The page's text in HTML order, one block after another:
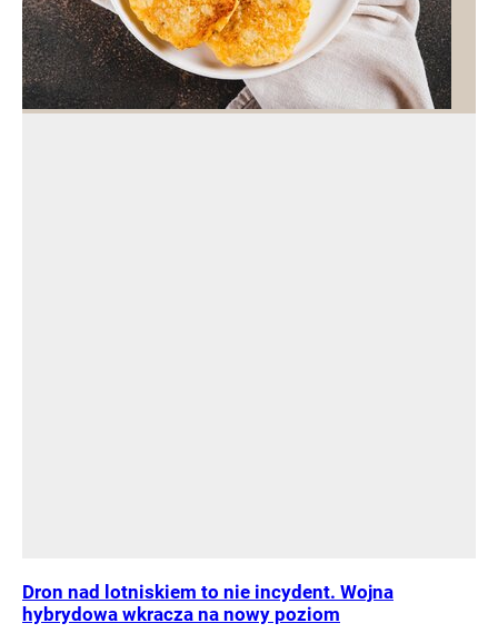
Dron nad lotniskiem to nie incydent. Wojna
hybrydowa wkracza na nowy poziom